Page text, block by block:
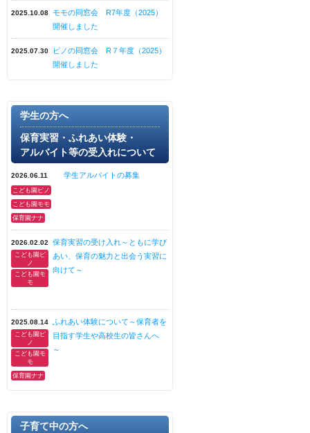
2025.10.08 モモの同窓会 R7年度（2025）
開催しました
2025.07.30
ピノの同窓会 R７年度（2025）
開催しました
学生の方へ
保育実習・ふれあい体験・
アルバイト等の受入れについて
2026.06.11
こども園ピノ
こども園モモ
保育園ナナ
学生アルバイトの募集
2026.02.02
こども園ピ
ノ
こども園モ
モ
保育実習の受け入れ～ともに学び
あい、保育の魅力と出会う実習に
向けて～
2025.08.14
こども園ピ
ノ
こども園モ
モ
保育園ナナ
ふれあい体験について～保育者を
目指す学生や高校生の皆さんへ
～
子育て中の方へ